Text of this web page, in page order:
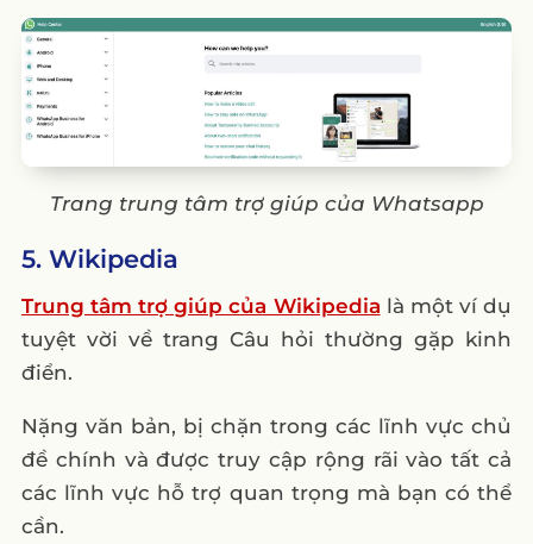
Trang trung tâm trợ giúp của Whatsapp
5. Wikipedia
Trung tâm trợ giúp của Wikipedia là một ví dụ
tuyệt vời về trang Câu hỏi thường gặp kinh
điển.
Nặng văn bản, bị chặn trong các lĩnh vực chủ
đề chính và được truy cập rộng rãi vào tất cả
các lĩnh vực hỗ trợ quan trọng mà bạn có thể
cần.